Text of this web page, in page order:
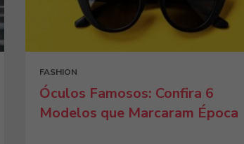
FASHION
Óculos Famosos: Confira 6
Modelos que Marcaram Época